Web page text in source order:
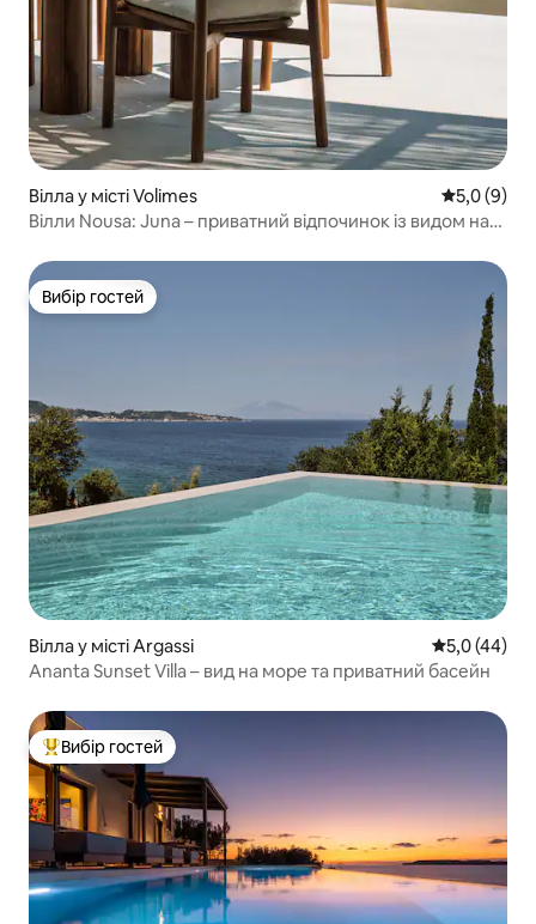
Вілла у місті Volimes Середня
5,0 (9)
Вілли Nousa: Juna – приватний відпочинок із видом на
Вибір гостей
Вибір гостей
Вілла у місті Argassi Середня
5,0 (44)
Ananta Sunset Villa – вид на море та приватний басейн
Топ вибір гостей
Вибір гостей